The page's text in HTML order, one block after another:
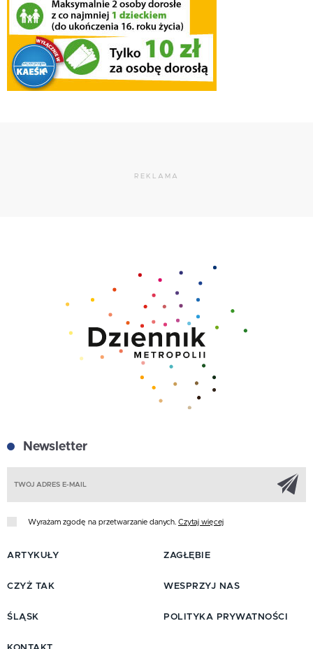
REKLAMA
Newsletter
Wyrażam zgodę na przetwarzanie danych. Czytaj więcej
ARTYKUŁY
CZYŻ TAK
ŚLĄSK
ZAGŁĘBIE
WESPRZYJ NAS
POLITYKA PRYWATNOŚCI